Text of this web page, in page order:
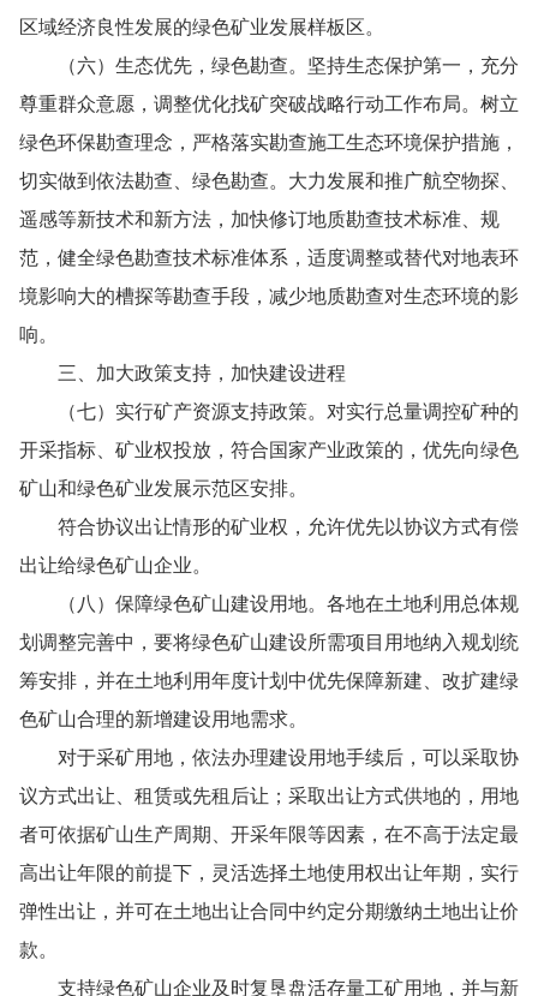
区域经济良性发展的绿色矿业发展样板区。
（六）生态优先，绿色勘查。坚持生态保护第一，充分
尊重群众意愿，调整优化找矿突破战略行动工作布局。树立
绿色环保勘查理念，严格落实勘查施工生态环境保护措施，
切实做到依法勘查、绿色勘查。大力发展和推广航空物探、
遥感等新技术和新方法，加快修订地质勘查技术标准、规
范，健全绿色勘查技术标准体系，适度调整或替代对地表环
境影响大的槽探等勘查手段，减少地质勘查对生态环境的影
响。
三、加大政策支持，加快建设进程
（七）实行矿产资源支持政策。对实行总量调控矿种的
开采指标、矿业权投放，符合国家产业政策的，优先向绿色
矿山和绿色矿业发展示范区安排。
符合协议出让情形的矿业权，允许优先以协议方式有偿
出让给绿色矿山企业。
（八）保障绿色矿山建设用地。各地在土地利用总体规
划调整完善中，要将绿色矿山建设所需项目用地纳入规划统
筹安排，并在土地利用年度计划中优先保障新建、改扩建绿
色矿山合理的新增建设用地需求。
对于采矿用地，依法办理建设用地手续后，可以采取协
议方式出让、租赁或先租后让；采取出让方式供地的，用地
者可依据矿山生产周期、开采年限等因素，在不高于法定最
高出让年限的前提下，灵活选择土地使用权出让年期，实行
弹性出让，并可在土地出让合同中约定分期缴纳土地出让价
款。
支持绿色矿山企业及时复垦盘活存量工矿用地，并与新